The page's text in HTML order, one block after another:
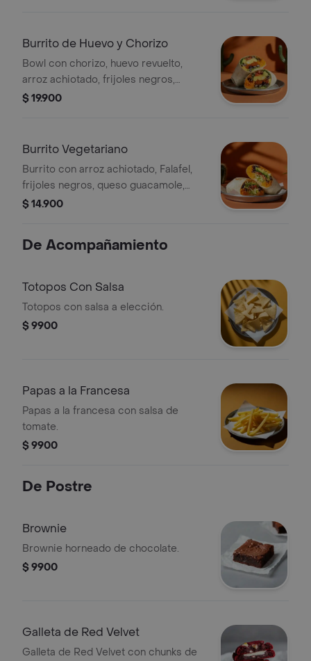
Burrito de Huevo y Chorizo
Bowl con chorizo, huevo revuelto,
arroz achiotado, frijoles negros,
queso, guacamole, pico de gallo,
$ 19.900
Burrito Vegetariano
Burrito con arroz achiotado, Falafel,
frijoles negros, queso guacamole,
pico de gallo, lechuga, totopos
$ 14.900
De Acompañamiento
Totopos Con Salsa
Totopos con salsa a elección.
$ 9900
Papas a la Francesa
Papas a la francesa con salsa de
tomate.
$ 9900
De Postre
Brownie
Brownie horneado de chocolate.
$ 9900
Galleta de Red Velvet
Galleta de Red Velvet con chunks de